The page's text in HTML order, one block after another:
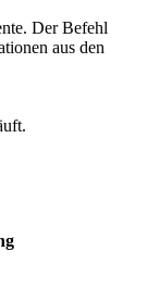
Der Befehl
aus den